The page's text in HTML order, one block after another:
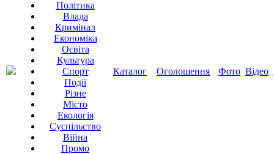
Політика
Влада
Кримінал
Економіка
Освіта
Культура
Спорт
Події
Різне
Місто
Екологія
Суспільство
Війна
Промо
Каталог Оголошення Фото Відео